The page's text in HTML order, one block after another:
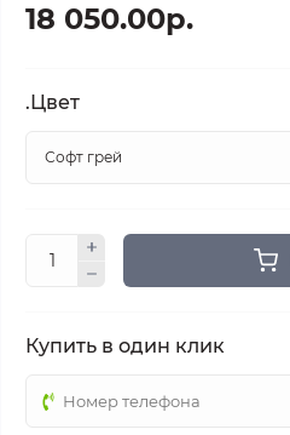
18 050.00р.
.Цвет
Купить в один клик